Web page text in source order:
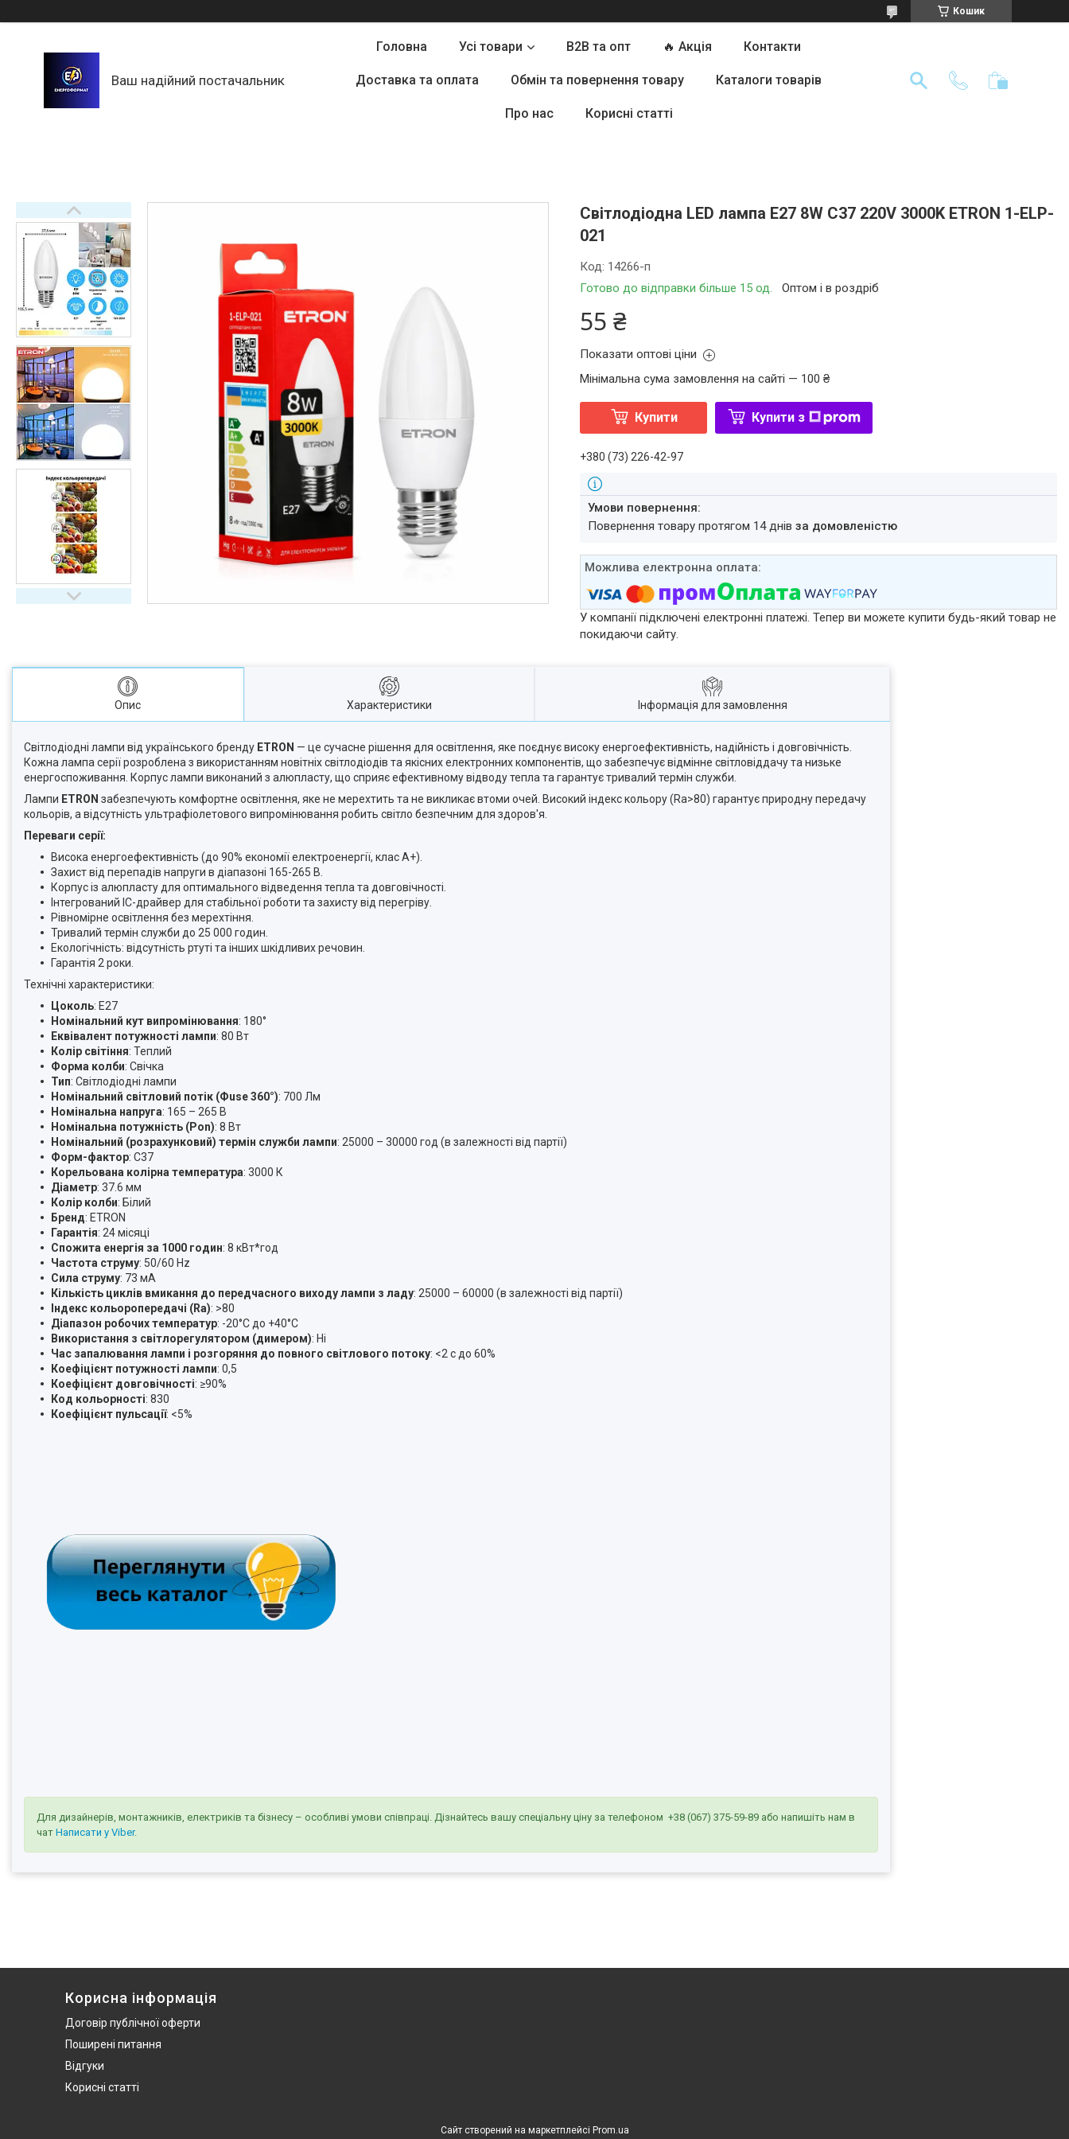
Кошик
Ваш надійний постачальник
Головна Усі товари B2B та опт 🔥 Акція Контакти
Доставка та оплата Обмін та повернення товару Каталоги товарів
Про нас Корисні статті
Світлодіодна LED лампа E27 8W C37 220V 3000K ETRON 1-ELP-
021
Готово до відправки більше 15 од. Оптом і в роздріб
Код: 14266-п
55 ₴
Показати оптові ціни
Мінімальна сума замовлення на сайті — 100 ₴
Купити Купити з
+380 (73) 226-42-97
повернення товару протягом 14 днівза домовленістю
У компанії підключені електронні платежі. Тепер ви можете купити будь-який товар не
покидаючи сайту.
Опис Характеристики Інформація для замовлення
Світлодіодні лампи від українського бренду ETRON — це сучасне рішення для освітлення, яке поєднує високу енергоефективність, надійність і довговічність.
Кожна лампа серії розроблена з використанням новітніх світлодіодів та якісних електронних компонентів, що забезпечує відмінне світловіддачу та низьке
енергоспоживання. Корпус лампи виконаний з алюпласту, що сприяє ефективному відводу тепла та гарантує тривалий термін служби.
Лампи ETRON забезпечують комфортне освітлення, яке не мерехтить та не викликає втоми очей. Високий індекс кольору (Ra>80) гарантує природну передачу
кольорів, а відсутність ультрафіолетового випромінювання робить світло безпечним для здоров'я.
Переваги серії:
Висока енергоефективність (до 90% економії електроенергії, клас A+).
Захист від перепадів напруги в діапазоні 165-265 В.
Корпус із алюпласту для оптимального відведення тепла та довговічності.
Інтегрований ІС-драйвер для стабільної роботи та захисту від перегріву.
Рівномірне освітлення без мерехтіння.
Тривалий термін служби до 25 000 годин.
Екологічність: відсутність ртуті та інших шкідливих речовин.
Гарантія 2 роки.
Технічні характеристики:
Цоколь: E27
Номінальний кут випромінювання: 180°
Еквівалент потужності лампи: 80 Вт
Колір світіння: Теплий
Форма колби: Свічка
Тип: Світлодіодні лампи
Номінальний світловий потік (Фuse 360°): 700 Лм
Номінальна напруга: 165 – 265 В
Номінальна потужність (Pon): 8 Вт
Номінальний (розрахунковий) термін служби лампи: 25000 – 30000 год (в залежності від партії)
Форм-фактор: C37
Корельована колірна температура: 3000 К
Діаметр: 37.6 мм
Колір колби: Білий
Бренд: ETRON
Гарантія: 24 місяці
Спожита енергія за 1000 годин: 8 кВт*год
Частота струму: 50/60 Hz
Сила струму: 73 мА
Кількість циклів вмикання до передчасного виходу лампи з ладу: 25000 – 60000 (в залежності від партії)
Індекс кольоропередачі (Ra): >80
Діапазон робочих температур: -20°C до +40°C
Використання з світлорегулятором (димером): Ні
Час запалювання лампи і розгоряння до повного світлового потоку: <2 с до 60%
Коефіцієнт потужності лампи: 0,5
Коефіцієнт довговічності: ≥90%
Код кольорності: 830
Коефіцієнт пульсації: <5%
Для дизайнерів, монтажників, електриків та бізнесу – особливі умови співпраці. Дізнайтесь вашу спеціальну ціну за телефоном +38 (067) 375-59-89 або напишіть нам в
чат Написати у Viber.
Корисна інформація
Договір публічної оферти
Поширені питання
Відгуки
Корисні статті
Сайт створений на маркетплейсі Prom.ua